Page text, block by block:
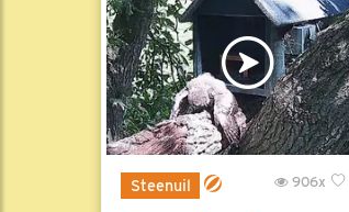
Steenuil 906x